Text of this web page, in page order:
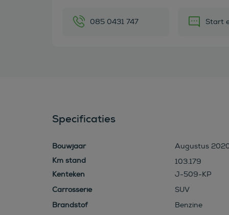
085 0431 747 Start
Specificaties
Bouwjaar
Augustus
103.179
Kenteken
J-509-KP
Carrosserie
SUV
Brandstof
Benzine